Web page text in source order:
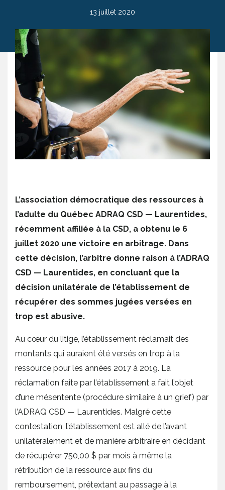
13 juillet 2020
L’association démocratique des ressources à
l’adulte du Québec ADRAQ CSD — Laurentides,
récemment affiliée à la CSD, a obtenu le 6
juillet 2020 une victoire en arbitrage. Dans
cette décision, l’arbitre donne raison à l’ADRAQ
CSD — Laurentides, en concluant que la
décision unilatérale de l’établissement de
récupérer des sommes jugées versées en
trop est abusive.
Au cœur du litige, l’établissement réclamait des
montants qui auraient été versés en trop à la
ressource pour les années 2017 à 2019. La
réclamation faite par l’établissement a fait l’objet
d’une mésentente (procédure similaire à un grief) par
l’ADRAQ CSD — Laurentides. Malgré cette
contestation, l’établissement est allé de l’avant
unilatéralement et de manière arbitraire en décidant
de récupérer 750,00 $ par mois à même la
rétribution de la ressource aux fins du
remboursement, prétextant au passage à la